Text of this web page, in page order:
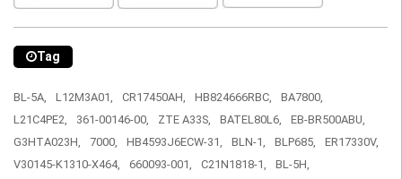
Tag
BL-5A, L12M3A01, CR17450AH, HB824666RBC,
BA7800,
L21C4PE2,
361-00146-00, ZTE A33S, BATEL80L6,
EB-BR500ABU,
G3HTA023H,
7000, HB4593J6ECW-31, BLN-1, BLP685,
ER17330V,
V30145-K1310-X464,
660093-001, C21N1818-1,
BL-5H,